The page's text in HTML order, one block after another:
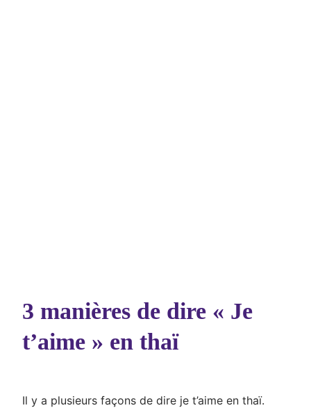
3 manières de dire « Je
t’aime » en thaï
Il y a plusieurs façons de dire je t’aime en thaï.